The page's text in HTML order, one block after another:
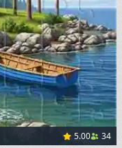
5.00 34